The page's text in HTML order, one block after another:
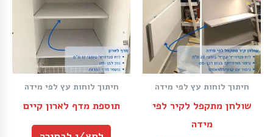
חיתוך לוחות עץ לפי מידה
שולחן מתקפל לקיר לפי
מידה
חיתוך לוחות עץ לפי מידה
תוספת מדף לארון קיים